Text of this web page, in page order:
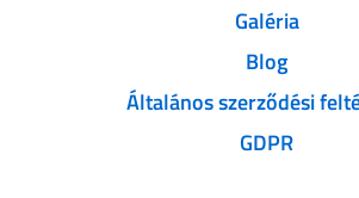
Galéria
Blog
Általános szerződési
GDPR